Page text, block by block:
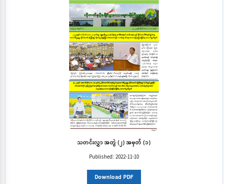
သတင်းလွှာ အတွဲ (၂) အမှတ် (၁)
Published: 2022-11-10
Download PDF